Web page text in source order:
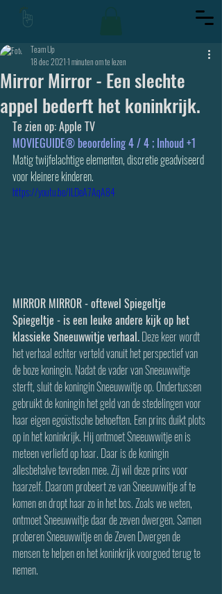
Mirror Mirror - Een slechte
appel bederft het koninkrijk.
Team Up
18 dec 20211 minuten om te lezen
Te zien op: Apple TV
MOVIEGUIDE® beoordeling 4 / 4 ; Inhoud +1
Matig twijfelachtige elementen, discretie geadviseerd
voor kleinere kinderen.
https://youtu.be/ILDeA7AqA84
MIRROR MIRROR - oftewel Spiegeltje
Spiegeltje - is een leuke andere kijk op het
klassieke Sneeuwwitje verhaal. Deze keer wordt
het verhaal echter verteld vanuit het perspectief van
de boze koningin. Nadat de vader van Sneeuwwitje
sterft, sluit de koningin Sneeuwwitje op. Ondertussen
gebruikt de koningin het geld van de stedelingen voor
haar eigen egoïstische behoeften. Een prins duikt plots
op in het koninkrijk. Hij ontmoet Sneeuwwitje en is
meteen verliefd op haar. Daar is de koningin
allesbehalve tevreden mee. Zij wil deze prins voor
haarzelf. Daarom probeert ze van Sneeuwwitje af te
komen en dropt haar zo in het bos. Zoals we weten,
ontmoet Sneeuwwitje daar de zeven dwergen. Samen
proberen Sneeuwwitje en de Zeven Dwergen de
mensen te helpen en het koninkrijk voorgoed terug te
nemen.